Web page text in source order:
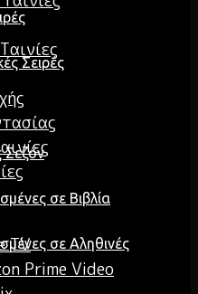
Σειρές
Σεζόν
σε Βιβλία
σε Αληθινές
TV
Prime Video